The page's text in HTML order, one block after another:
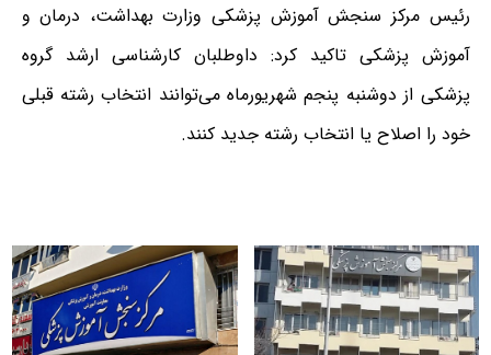
رئیس مرکز سنجش آموزش پزشکی وزارت بهداشت، درمان و‌
آموزش پزشکی تاکید کرد: داوطلبان کارشناسی ارشد گروه
پزشکی از دوشنبه پنجم شهریورماه می‌توانند انتخاب رشته قبلی
خود را اصلاح یا انتخاب رشته جدید کنند.